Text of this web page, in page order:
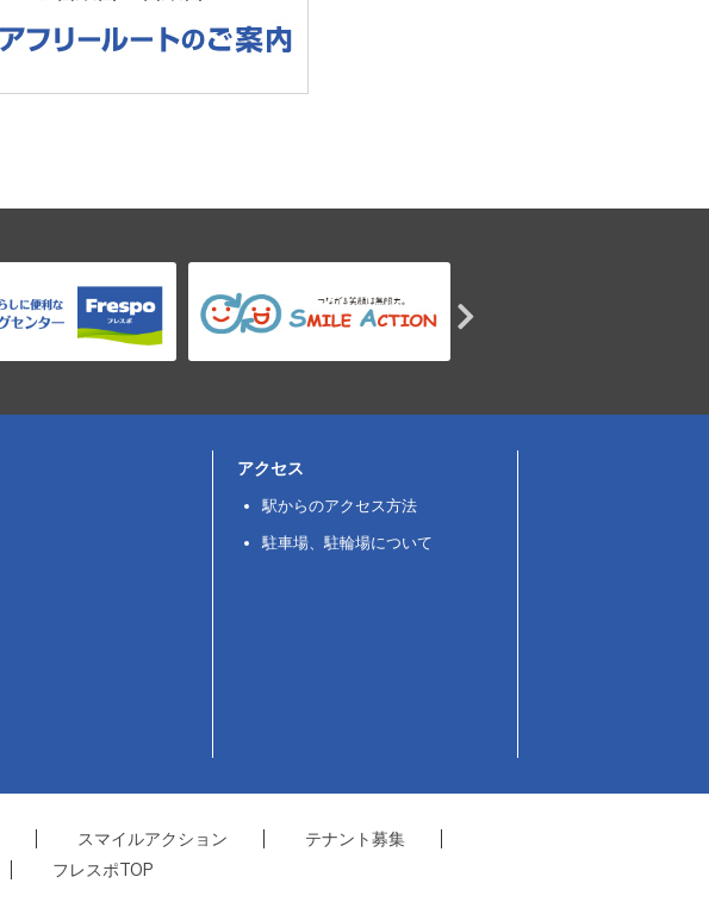
アクセス
駅からのアクセス方法
駐車場、駐輪場について
スマイルアクション
テナント募集
フレスポTOP